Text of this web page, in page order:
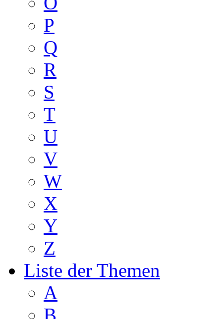
P
Q
R
S
T
U
V
W
X
Y
Z
Liste der Themen
A